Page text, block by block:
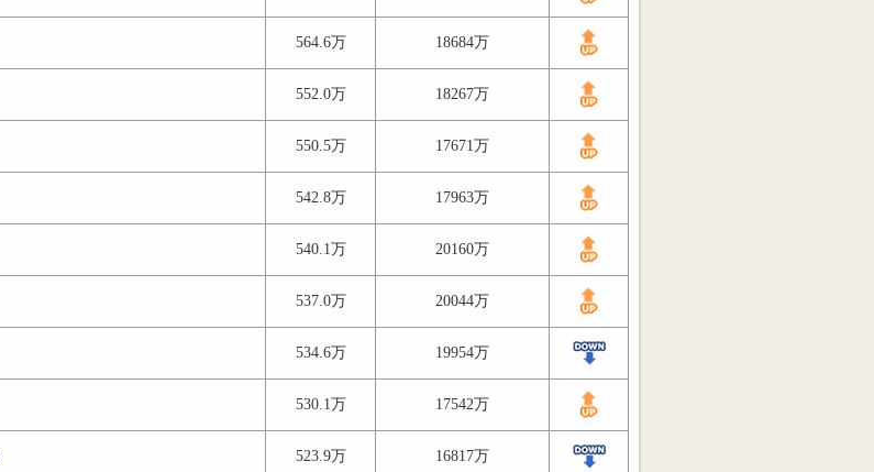
564.6万 18684万
552.0万 18267万
550.5万 17671万
542.8万 17963万
540.1万 20160万
537.0万 20044万
534.6万 19954万
530.1万 17542万
523.9万 16817万